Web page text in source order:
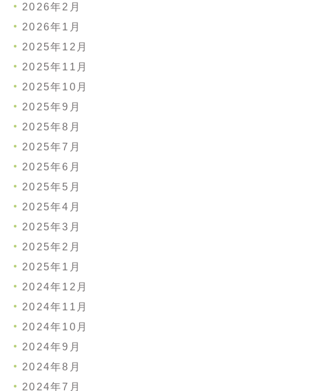
2026年2月
2026年1月
2025年12月
2025年11月
2025年10月
2025年9月
2025年8月
2025年7月
2025年6月
2025年5月
2025年4月
2025年3月
2025年2月
2025年1月
2024年12月
2024年11月
2024年10月
2024年9月
2024年8月
2024年7月